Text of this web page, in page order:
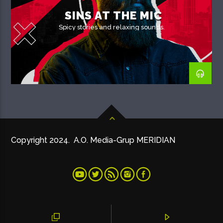
SINS AT THE MIC
Spicy stories and relaxing sounds.
Copyright 2024. A.O. Media-Grup MERIDIAN